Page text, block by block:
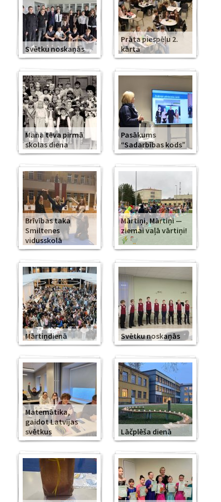
Svētku noskaņās
Prāta piespēļu 2.
kārta
Mana tēva pirmā
skolas diena
Pasākums
“Sadarbības kods”
Brīvības taka
Smiltenes
vidusskolā
Mārtiņi, Mārtiņi —
ziemai vaļā vārtiņi!
Mārtiņdienā Svētku noskaņās
Matemātika,
gaidot Latvijas
svētkus
Lāčplēša dienā